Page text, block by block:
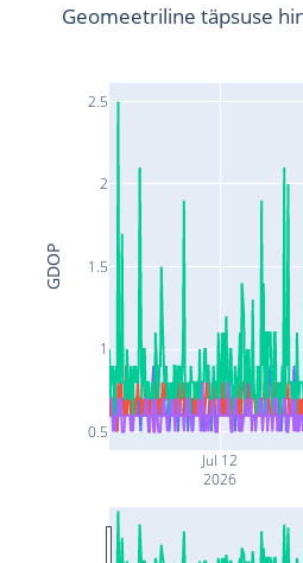
Jul 12
2026
0.5
1
1.5
2
2.5
Geomeetriline täpsuse
GDOP